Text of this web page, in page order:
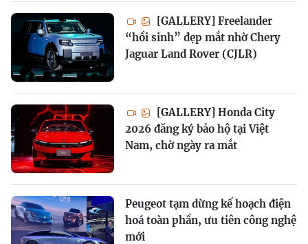
[GALLERY] Freelander
“hồi sinh” đẹp mắt nhờ Chery
Jaguar Land Rover (CJLR)
[GALLERY] Honda City
2026 đăng ký bảo hộ tại Việt
Nam, chờ ngày ra mắt
Peugeot tạm dừng kế hoạch điện
hoá toàn phần, ưu tiên công nghệ
mới